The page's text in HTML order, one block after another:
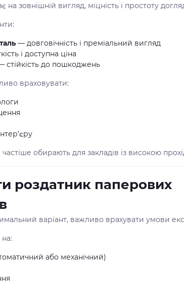
на зовнішній вигляд, міцність і простоту
— довговічність і преміальний вигляд
і доступна ціна
стійкість до пошкоджень
враховувати:
обирають для закладів із високою
роздатник паперових
варіант, важливо врахувати умови
або механічний)